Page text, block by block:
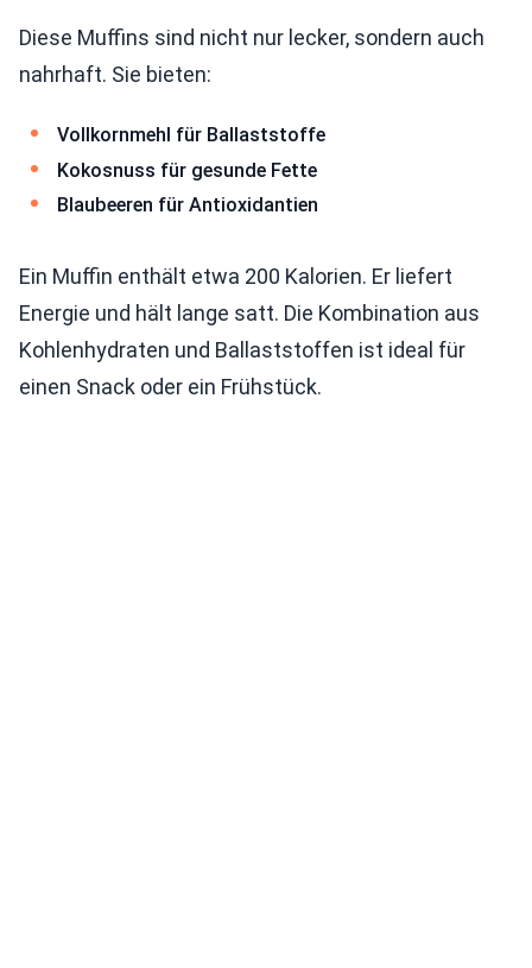
Diese Muffins sind nicht nur lecker, sondern auch
nahrhaft. Sie bieten:
Vollkornmehl für Ballaststoffe
Kokosnuss für gesunde Fette
Blaubeeren für Antioxidantien
Ein Muffin enthält etwa 200 Kalorien. Er liefert
Energie und hält lange satt. Die Kombination aus
Kohlenhydraten und Ballaststoffen ist ideal für
einen Snack oder ein Frühstück.